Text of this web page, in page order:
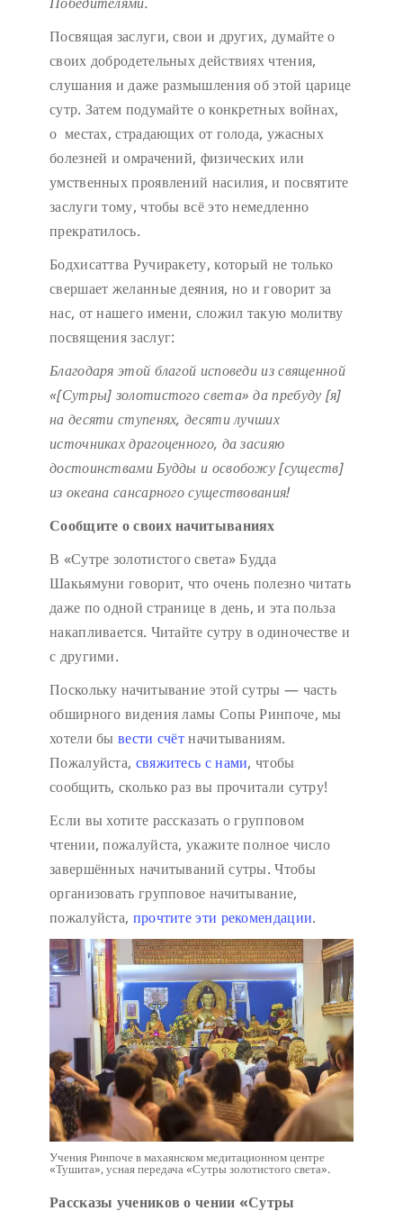
Посвящая заслуги, свои и других, думайте о
своих добродетельных действиях чтения,
слушания и даже размышления об этой царице
сутр. Затем подумайте о конкретных войнах,
о местах, страдающих от голода, ужасных
болезней и омрачений, физических или
умственных проявлений насилия, и посвятите
заслуги тому, чтобы всё это немедленно
прекратилось.
Бодхисаттва Ручиракету, который не только
свершает желанные деяния, но и говорит за
нас, от нашего имени, сложил такую молитву
посвящения заслуг:
Благодаря этой благой исповедииз священной
«[Сутры] золотистого света» да пребуду [я]
на десяти ступенях, десяти лучших
источниках драгоценного, да засияю
достоинствами Будды и освобожу [существ]
из океана сансарного существования!
Сообщите о своих начитываниях
В «Сутре золотистого света» Будда
Шакьямуни говорит, что очень полезно читать
даже по одной странице в день, и эта польза
накапливается. Читайте сутру в одиночестве и
с другими.
Поскольку начитывание этой сутры — часть
обширного видения ламы Сопы Ринпоче, мы
хотели бы вести счётначитываниям.
Пожалуйста, свяжитесь с нами, чтобы
сообщить, сколько раз вы прочитали сутру!
Если вы хотите рассказать о групповом
чтении, пожалуйста, укажите полное число
завершённых начитываний сутры. Чтобы
организовать групповое начитывание,
пожалуйста, прочтите эти рекомендации.
Учения Ринпоче в махаянском медитационном центре
«Тушита», усная передача «Сутры золотистого света».
Рассказы учеников о чении «Сутры